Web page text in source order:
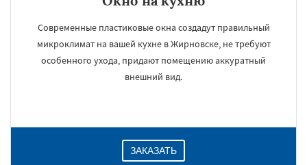
Современные пластиковые окна создадут правильный
микроклимат на вашей кухне в Жирновске, не требуют
особенного ухода, придают помещению аккуратный
внешний вид.
ЗАКАЗАТЬ